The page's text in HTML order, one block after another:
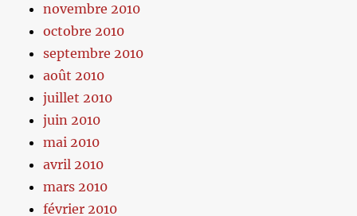
novembre 2010
octobre 2010
septembre 2010
août 2010
juillet 2010
juin 2010
mai 2010
avril 2010
mars 2010
février 2010